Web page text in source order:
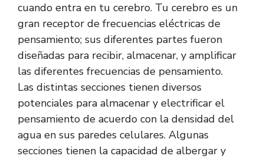
cuando entra en tu cerebro. Tu cerebro es un
gran receptor de frecuencias eléctricas de
pensamiento; sus diferentes partes fueron
diseñadas para recibir, almacenar, y amplificar
las diferentes frecuencias de pensamiento.
Las distintas secciones tienen diversos
potenciales para almacenar y electrificar el
pensamiento de acuerdo con la densidad del
agua en sus paredes celulares. Algunas
secciones tienen la capacidad de albergar y